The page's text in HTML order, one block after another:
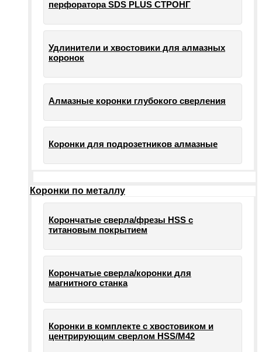
перфоратора SDS PLUS СТРОНГ
Удлинители и хвостовики для алмазных
коронок
Алмазные коронки глубокого сверления
Коронки для подрозетников алмазные
Коронки по металлу
Корончатые сверла/фрезы HSS c
титановым покрытием
Корончатые сверла/коронки для
магнитного станка
Коронки в комплекте с хвостовиком и
центрирующим сверлом HSS/М42